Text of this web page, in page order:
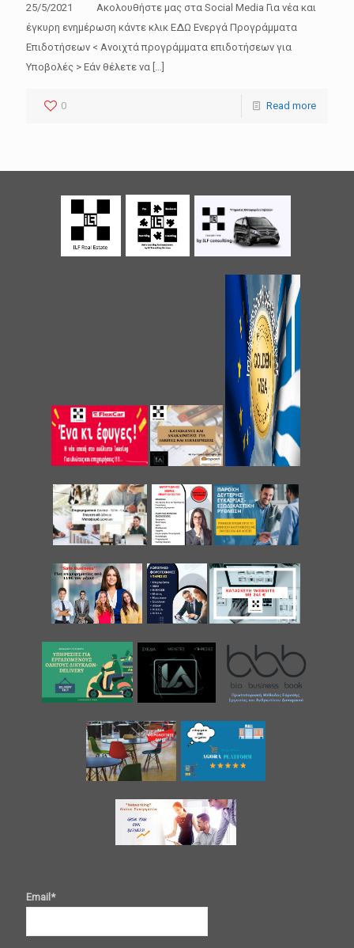
25/5/2021 Ακολουθήστε μας στα Social Media Για νέα και
έγκυρη ενημέρωση κάντε κλικ ΕΔΩ Ενεργά Προγράμματα
Επιδοτήσεων < Ανοιχτά προγράμματα επιδοτήσεων για
Υποβολές > Εάν θέλετε να
0 Read more
Email*